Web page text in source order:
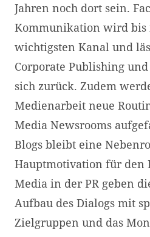
Jahren noch dort sein.
Kommunikation wird bis
wichtigsten Kanal und
Corporate Publishing
sich zurück. Zudem
Medienarbeit neue
Media Newsrooms
Blogs bleibt eine
Hauptmotivation für den
Media in der PR geben
Aufbau des Dialogs mit
Zielgruppen und das